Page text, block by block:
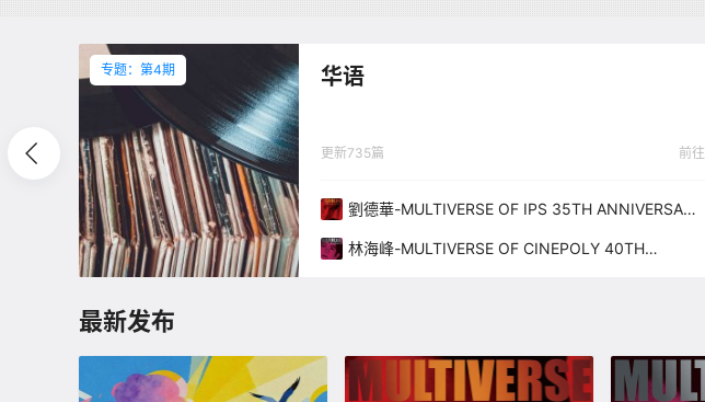
专题：第4期 华语
更新735篇 前往
劉德華-MULTIVERSE OF IPS 35TH ANNIVERSARY
林海峰-MULTIVERSE OF CINEPOLY 40TH
前往
最新发布